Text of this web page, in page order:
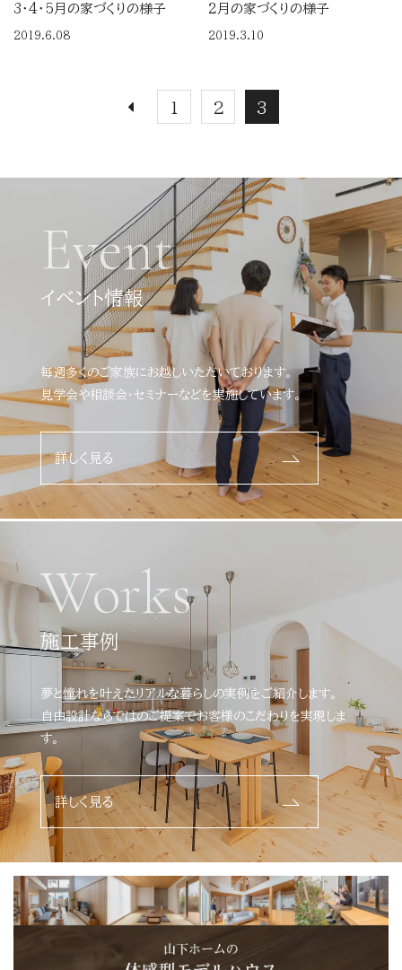
3･4･5月の家づくりの様子
2019.6.08
2月の家づくりの様子
2019.3.10
1 2 3
Event
イベント情報
毎週多くのご家族にお越しいただいております。
見学会や相談会・セミナーなどを実施しています。
詳しく見る
Works
施工事例
夢と憧れを叶えたリアルな暮らしの実例をご紹介します。
自由設計ならではのご提案でお客様のこだわりを実現しま
す。
詳しく見る